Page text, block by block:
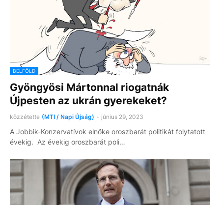
BELFÖLD
Gyöngyösi Mártonnal riogatnák
Újpesten az ukrán gyerekeket?
közzétette (MTI / Napi Újság) - június 29, 2023
A Jobbik-Konzervatívok elnöke oroszbarát politikát folytatott
évekig. Az évekig oroszbarát poli…